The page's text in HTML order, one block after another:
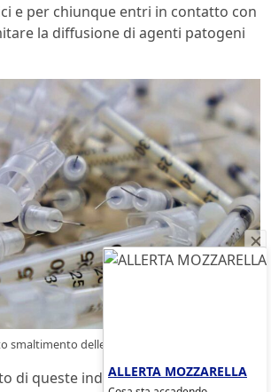
e per chiunque entri in contatto con
la diffusione di agenti patogeni
smaltimento delle seiringhe usate – ecoblog.it
di queste indicazioni può
ALLERTA MOZZARELLA